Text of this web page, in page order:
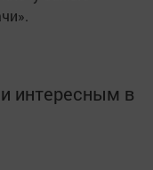
интересным в